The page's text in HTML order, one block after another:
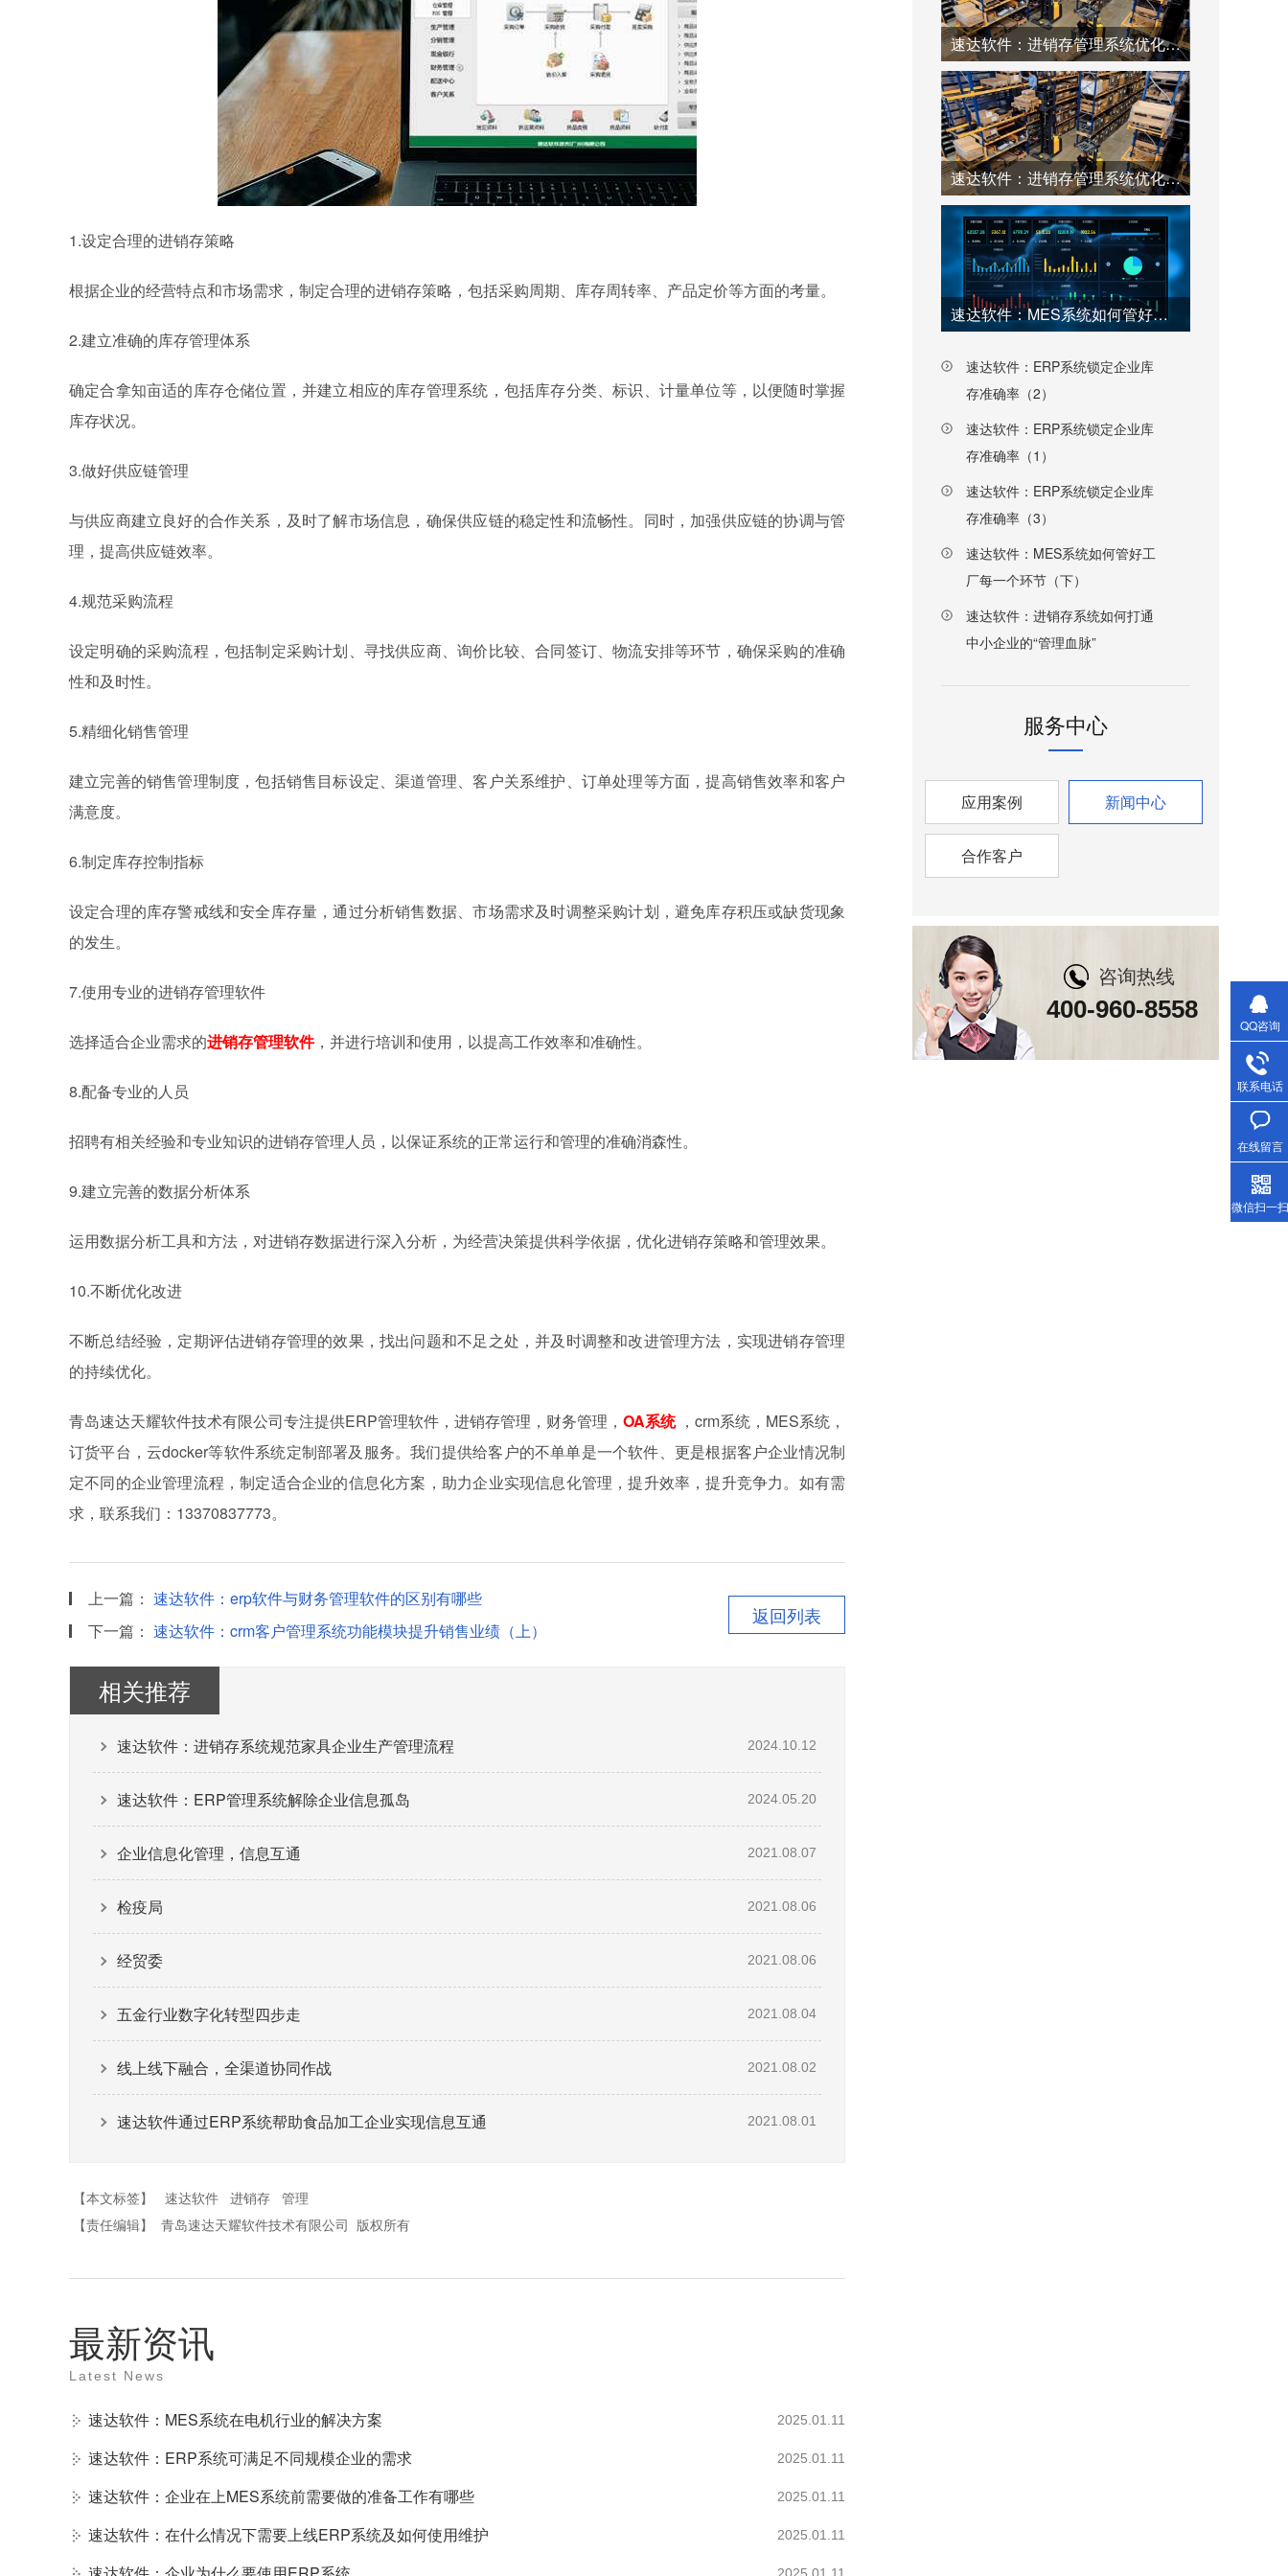
1.设定合理的进销存策略
根据企业的经营特点和市场需求，制定合理的进销存策略，包括采购周期、库存周转率、产品定价等方面的考量。
2.建立准确的库存管理体系
确定合拿知亩适的库存仓储位置，并建立相应的库存管理系统，包括库存分类、标识、计量单位等，以便随时掌握
库存状况。
3.做好供应链管理
与供应商建立良好的合作关系，及时了解市场信息，确保供应链的稳定性和流畅性。同时，加强供应链的协调与管
理，提高供应链效率。
4.规范采购流程
设定明确的采购流程，包括制定采购计划、寻找供应商、询价比较、合同签订、物流安排等环节，确保采购的准确
性和及时性。
5.精细化销售管理
建立完善的销售管理制度，包括销售目标设定、渠道管理、客户关系维护、订单处理等方面，提高销售效率和客户
满意度。
6.制定库存控制指标
设定合理的库存警戒线和安全库存量，通过分析销售数据、市场需求及时调整采购计划，避免库存积压或缺货现象
的发生。
7.使用专业的进销存管理软件
选择适合企业需求的进销存管理软件，并进行培训和使用，以提高工作效率和准确性。
8.配备专业的人员
招聘有相关经验和专业知识的进销存管理人员，以保证系统的正常运行和管理的准确消森性。
9.建立完善的数据分析体系
运用数据分析工具和方法，对进销存数据进行深入分析，为经营决策提供科学依据，优化进销存策略和管理效果。
10.不断优化改进
不断总结经验，定期评估进销存管理的效果，找出问题和不足之处，并及时调整和改进管理方法，实现进销存管理
的持续优化。
青岛速达天耀软件技术有限公司专注提供ERP管理软件，进销存管理，财务管理， OA系统 ，crm系统，MES系统，
订货平台，云docker等软件系统定制部署及服务。我们提供给客户的不单单是一个软件、更是根据客户企业情况制
定不同的企业管理流程，制定适合企业的信息化方案，助力企业实现信息化管理，提升效率，提升竞争力。如有需
求，联系我们：13370837773。
上一篇： 速达软件：erp软件与财务管理软件的区别有哪些
下一篇： 速达软件：crm客户管理系统功能模块提升销售业绩（上）
返回列表
相关推荐
速达软件：进销存系统规范家具企业生产管理流程 2024.10.12
速达软件：ERP管理系统解除企业信息孤岛 2024.05.20
企业信息化管理，信息互通 2021.08.07
检疫局 2021.08.06
经贸委 2021.08.06
五金行业数字化转型四步走 2021.08.04
线上线下融合，全渠道协同作战 2021.08.02
速达软件通过ERP系统帮助食品加工企业实现信息互通 2021.08.01
【本文标签】 速达软件 进销存 管理
【责任编辑】
青岛速达天耀软件技术有限公司 版权所有
最新资讯
Latest News
速达软件：MES系统在电机行业的解决方案 2025.01.11
速达软件：ERP系统可满足不同规模企业的需求 2025.01.11
速达软件：企业在上MES系统前需要做的准备工作有哪些 2025.01.11
速达软件：在什么情况下需要上线ERP系统及如何使用维护 2025.01.11
速达软件：进销存管理系统优化仓库工厂效率（2）
速达软件：进销存管理系统优化仓库工厂效率（1）
速达软件：MES系统如何管好工厂每一个环节（上）
速达软件：ERP系统锁定企业库
存准确率（2）
速达软件：ERP系统锁定企业库
存准确率（1）
速达软件：ERP系统锁定企业库
存准确率（3）
速达软件：MES系统如何管好工
厂每一个环节（下）
速达软件：进销存系统如何打通
中小企业的“管理血脉”
服务中心
应用案例 新闻中心
合作客户
咨询热线
400-960-8558
QQ咨询
联系电话
在线留言
微信扫一扫